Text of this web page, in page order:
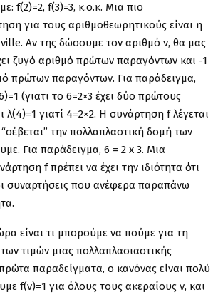
f(2)=2, f(3)=3, κ.ο.κ. Μια πιο
για τους αριθμοθεωρητικούς είναι η
Αν της δώσουμε τον αριθμό ν, θα μας
ζυγό αριθμό πρώτων παραγόντων και -1
πρώτων παραγόντων. Για παράδειγμα,
(γιατι το 6=2×3 έχει δύο πρώτους
γιατί 4=2×2. Η συνάρτηση f λέγεται
την πολλαπλαστική δομή των
Για παράδειγμα, 6 = 2 x 3. Μια
f πρέπει να έχει την ιδιότητα ότι
συναρτήσεις που ανέφερα παραπάνω
είναι τι μπορούμε να πούμε για τη
τιμών μιας πολλαπλασιαστικής
παραδείγματα, ο κανόνας είναι πολύ
f(ν)=1 για όλους τους ακεραίους ν, και